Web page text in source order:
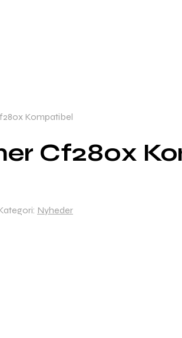
Kompatibel
Cf280x
Nyheder